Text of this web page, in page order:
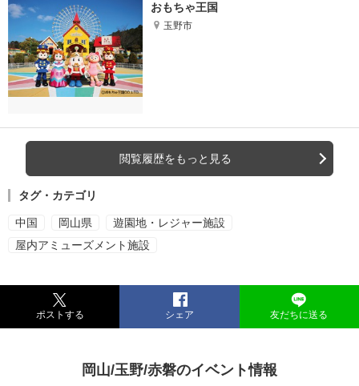
おもちゃ王国
玉野市
閲覧履歴をもっと見る
タグ・カテゴリ
中国 岡山県
遊園地・レジャー施設
屋内アミューズメント施設
ポストする シェア 友だちに送る
岡山/玉野/赤磐のイベント情報